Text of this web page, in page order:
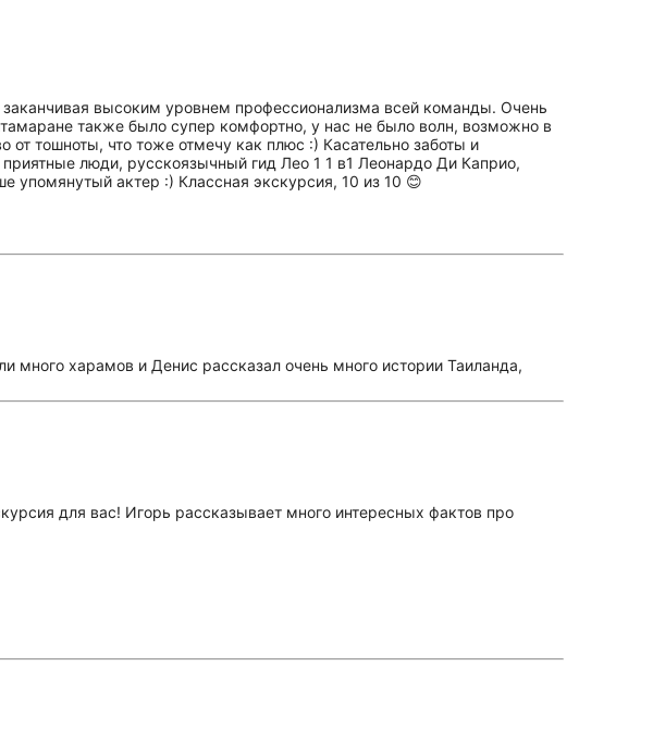
высоким уровнем профессионализма всей команды. Очень
также было супер комфортно, у нас не было волн, возможно в
тошноты, что тоже отмечу как плюс :) Касательно заботы и
приятные люди, русскоязычный гид Лео 1 1 в1 Леонардо Ди Каприо,
актер :) Классная экскурсия, 10 из 10 😊
много харамов и Денис рассказал очень много истории Таиланда,
для вас! Игорь рассказывает много интересных фактов про